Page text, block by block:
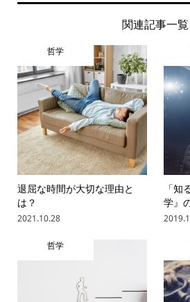
関連記事一覧
哲学
退屈な時間が大切な理由と
は？
2021.10.28
「
学』
哲学